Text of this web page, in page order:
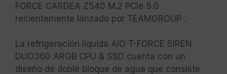
FORCE CARDEA Z540 M.2 PCIe 5.0
recientemente lanzado por TEAMGROUP .
La refrigeración líquida AIO T-FORCE SIREN
DUO360 ARGB CPU & SSD cuenta con un
diseño de doble bloque de agua que consiste